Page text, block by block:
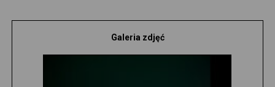
Galeria zdjęć